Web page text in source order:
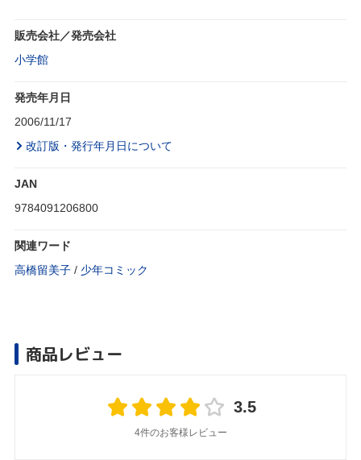
販売会社／発売会社
小学館
発売年月日
2006/11/17
改訂版・発行年月日について
JAN
9784091206800
関連ワード
高橋留美子 / 少年コミック
商品レビュー
3.5
4件のお客様レビュー